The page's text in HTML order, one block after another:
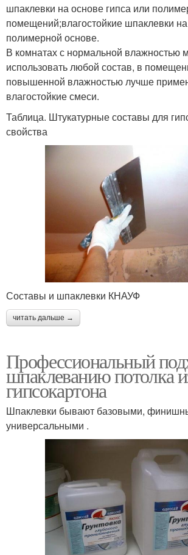
шпаклевки на основе гипса или
помещений;влагостойкие шпаклевки
полимерной основе.
В комнатах с нормальной влажностью
использовать любой состав, в
повышенной влажностью лучше
влагостойкие смеси.
Таблица. Штукатурные составы для
свойства
Составы и шпаклевки КНАУФ
читать дальше →
Профессиональный
шпаклеванию потолка
гипсокартона
Шпаклевки бывают базовыми,
универсальными .